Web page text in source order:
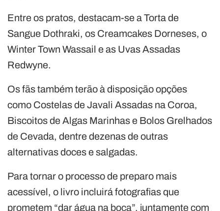
Entre os pratos, destacam-se a Torta de
Sangue Dothraki, os Creamcakes Dorneses, o
Winter Town Wassail e as Uvas Assadas
Redwyne.
Os fãs também terão à disposição opções
como Costelas de Javali Assadas na Coroa,
Biscoitos de Algas Marinhas e Bolos Grelhados
de Cevada, dentre dezenas de outras
alternativas doces e salgadas.
Para tornar o processo de preparo mais
acessível, o livro incluirá fotografias que
prometem “dar água na boca”, juntamente com